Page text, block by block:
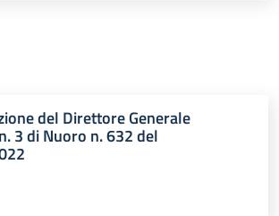
del Direttore Generale
3 di Nuoro n. 632 del